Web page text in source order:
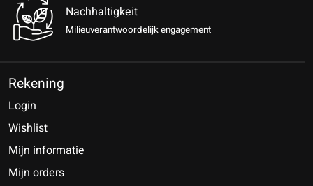
Nachhaltigkeit
Milieuverantwoordelijk engagement
Rekening
Login
Wishlist
Mijn informatie
Mijn orders